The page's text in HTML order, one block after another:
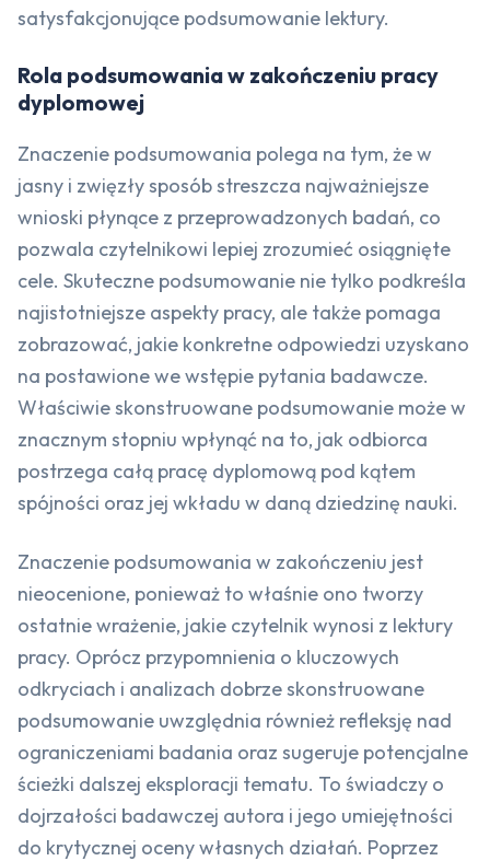
satysfakcjonujące podsumowanie lektury.
Rola podsumowania w zakończeniu pracy
dyplomowej
Znaczenie podsumowania polega na tym, że w
jasny i zwięzły sposób streszcza najważniejsze
wnioski płynące z przeprowadzonych badań, co
pozwala czytelnikowi lepiej zrozumieć osiągnięte
cele. Skuteczne podsumowanie nie tylko podkreśla
najistotniejsze aspekty pracy, ale także pomaga
zobrazować, jakie konkretne odpowiedzi uzyskano
na postawione we wstępie pytania badawcze.
Właściwie skonstruowane podsumowanie może w
znacznym stopniu wpłynąć na to, jak odbiorca
postrzega całą pracę dyplomową pod kątem
spójności oraz jej wkładu w daną dziedzinę nauki.
Znaczenie podsumowania w zakończeniu jest
nieocenione, ponieważ to właśnie ono tworzy
ostatnie wrażenie, jakie czytelnik wynosi z lektury
pracy. Oprócz przypomnienia o kluczowych
odkryciach i analizach dobrze skonstruowane
podsumowanie uwzględnia również refleksję nad
ograniczeniami badania oraz sugeruje potencjalne
ścieżki dalszej eksploracji tematu. To świadczy o
dojrzałości badawczej autora i jego umiejętności
do krytycznej oceny własnych działań. Poprzez